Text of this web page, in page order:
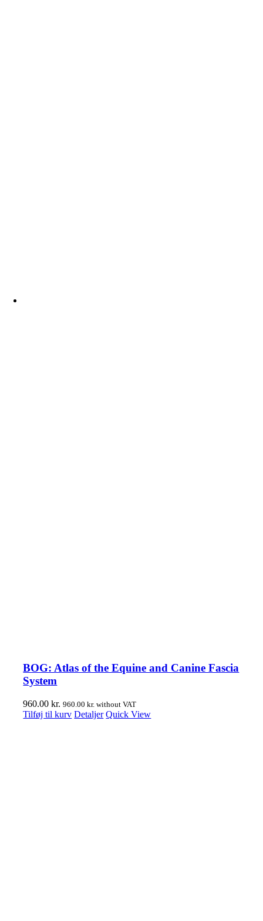
BOG: Atlas of the Equine and Canine Fascia
System
960.00kr. 960.00kr. without VAT
Tilføj til kurv Detaljer Quick View